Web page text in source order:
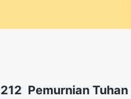
212 Pemurnian